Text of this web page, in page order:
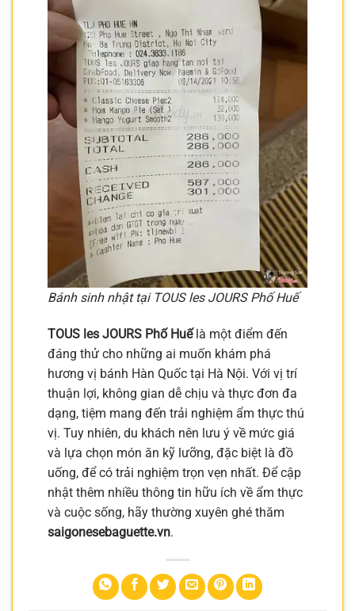
Bánh sinh nhật tại TOUS les JOURS Phố Huế
TOUS les JOURS Phố Huếlà một điểm đến
đáng thử cho những ai muốn khám phá
hương vị bánh Hàn Quốc tại Hà Nội. Với vị trí
thuận lợi, không gian dễ chịu và thực đơn đa
dạng, tiệm mang đến trải nghiệm ẩm thực thú
vị. Tuy nhiên, du khách nên lưu ý về mức giá
và lựa chọn món ăn kỹ lưỡng, đặc biệt là đồ
uống, để có trải nghiệm trọn vẹn nhất. Để cập
nhật thêm nhiều thông tin hữu ích về ẩm thực
và cuộc sống, hãy thường xuyên ghé thăm
saigonesebaguette.vn.